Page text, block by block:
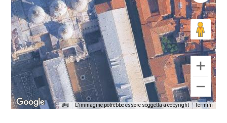
L'immagine potrebbe essere soggetta a copyright Termini